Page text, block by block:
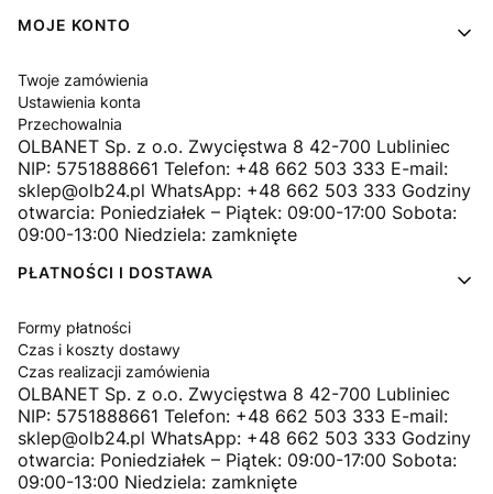
MOJE KONTO
Twoje zamówienia
Ustawienia konta
Przechowalnia
OLBANET Sp. z o.o. Zwycięstwa 8 42-700 Lubliniec
NIP: 5751888661 Telefon: +48 662 503 333 E-mail:
sklep@olb24.pl WhatsApp: +48 662 503 333 Godziny
otwarcia: Poniedziałek – Piątek: 09:00-17:00 Sobota:
09:00-13:00 Niedziela: zamknięte
PŁATNOŚCI I DOSTAWA
Formy płatności
Czas i koszty dostawy
Czas realizacji zamówienia
OLBANET Sp. z o.o. Zwycięstwa 8 42-700 Lubliniec
NIP: 5751888661 Telefon: +48 662 503 333 E-mail:
sklep@olb24.pl WhatsApp: +48 662 503 333 Godziny
otwarcia: Poniedziałek – Piątek: 09:00-17:00 Sobota:
09:00-13:00 Niedziela: zamknięte